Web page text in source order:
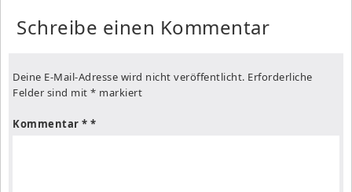
Schreibe einen Kommentar
Deine E-Mail-Adresse wird nicht veröffentlicht. Erforderliche
Felder sind mit * markiert
Kommentar *